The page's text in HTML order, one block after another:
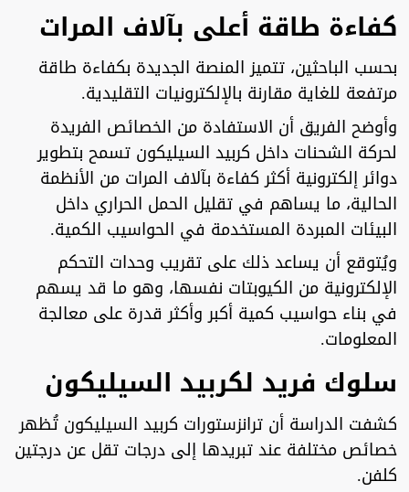
كفاءة طاقة أعلى بآلاف المرات
بحسب الباحثين، تتميز المنصة الجديدة بكفاءة طاقة
مرتفعة للغاية مقارنة بالإلكترونيات التقليدية.
وأوضح الفريق أن الاستفادة من الخصائص الفريدة
لحركة الشحنات داخل كربيد السيليكون تسمح بتطوير
دوائر إلكترونية أكثر كفاءة بآلاف المرات من الأنظمة
الحالية، ما يساهم في تقليل الحمل الحراري داخل
البيئات المبردة المستخدمة في الحواسيب الكمية.
ويُتوقع أن يساعد ذلك على تقريب وحدات التحكم
الإلكترونية من الكيوبتات نفسها، وهو ما قد يسهم
في بناء حواسيب كمية أكبر وأكثر قدرة على معالجة
المعلومات.
سلوك فريد لكربيد السيليكون
كشفت الدراسة أن ترانزستورات كربيد السيليكون تُظهر
خصائص مختلفة عند تبريدها إلى درجات تقل عن درجتين
كلفن.